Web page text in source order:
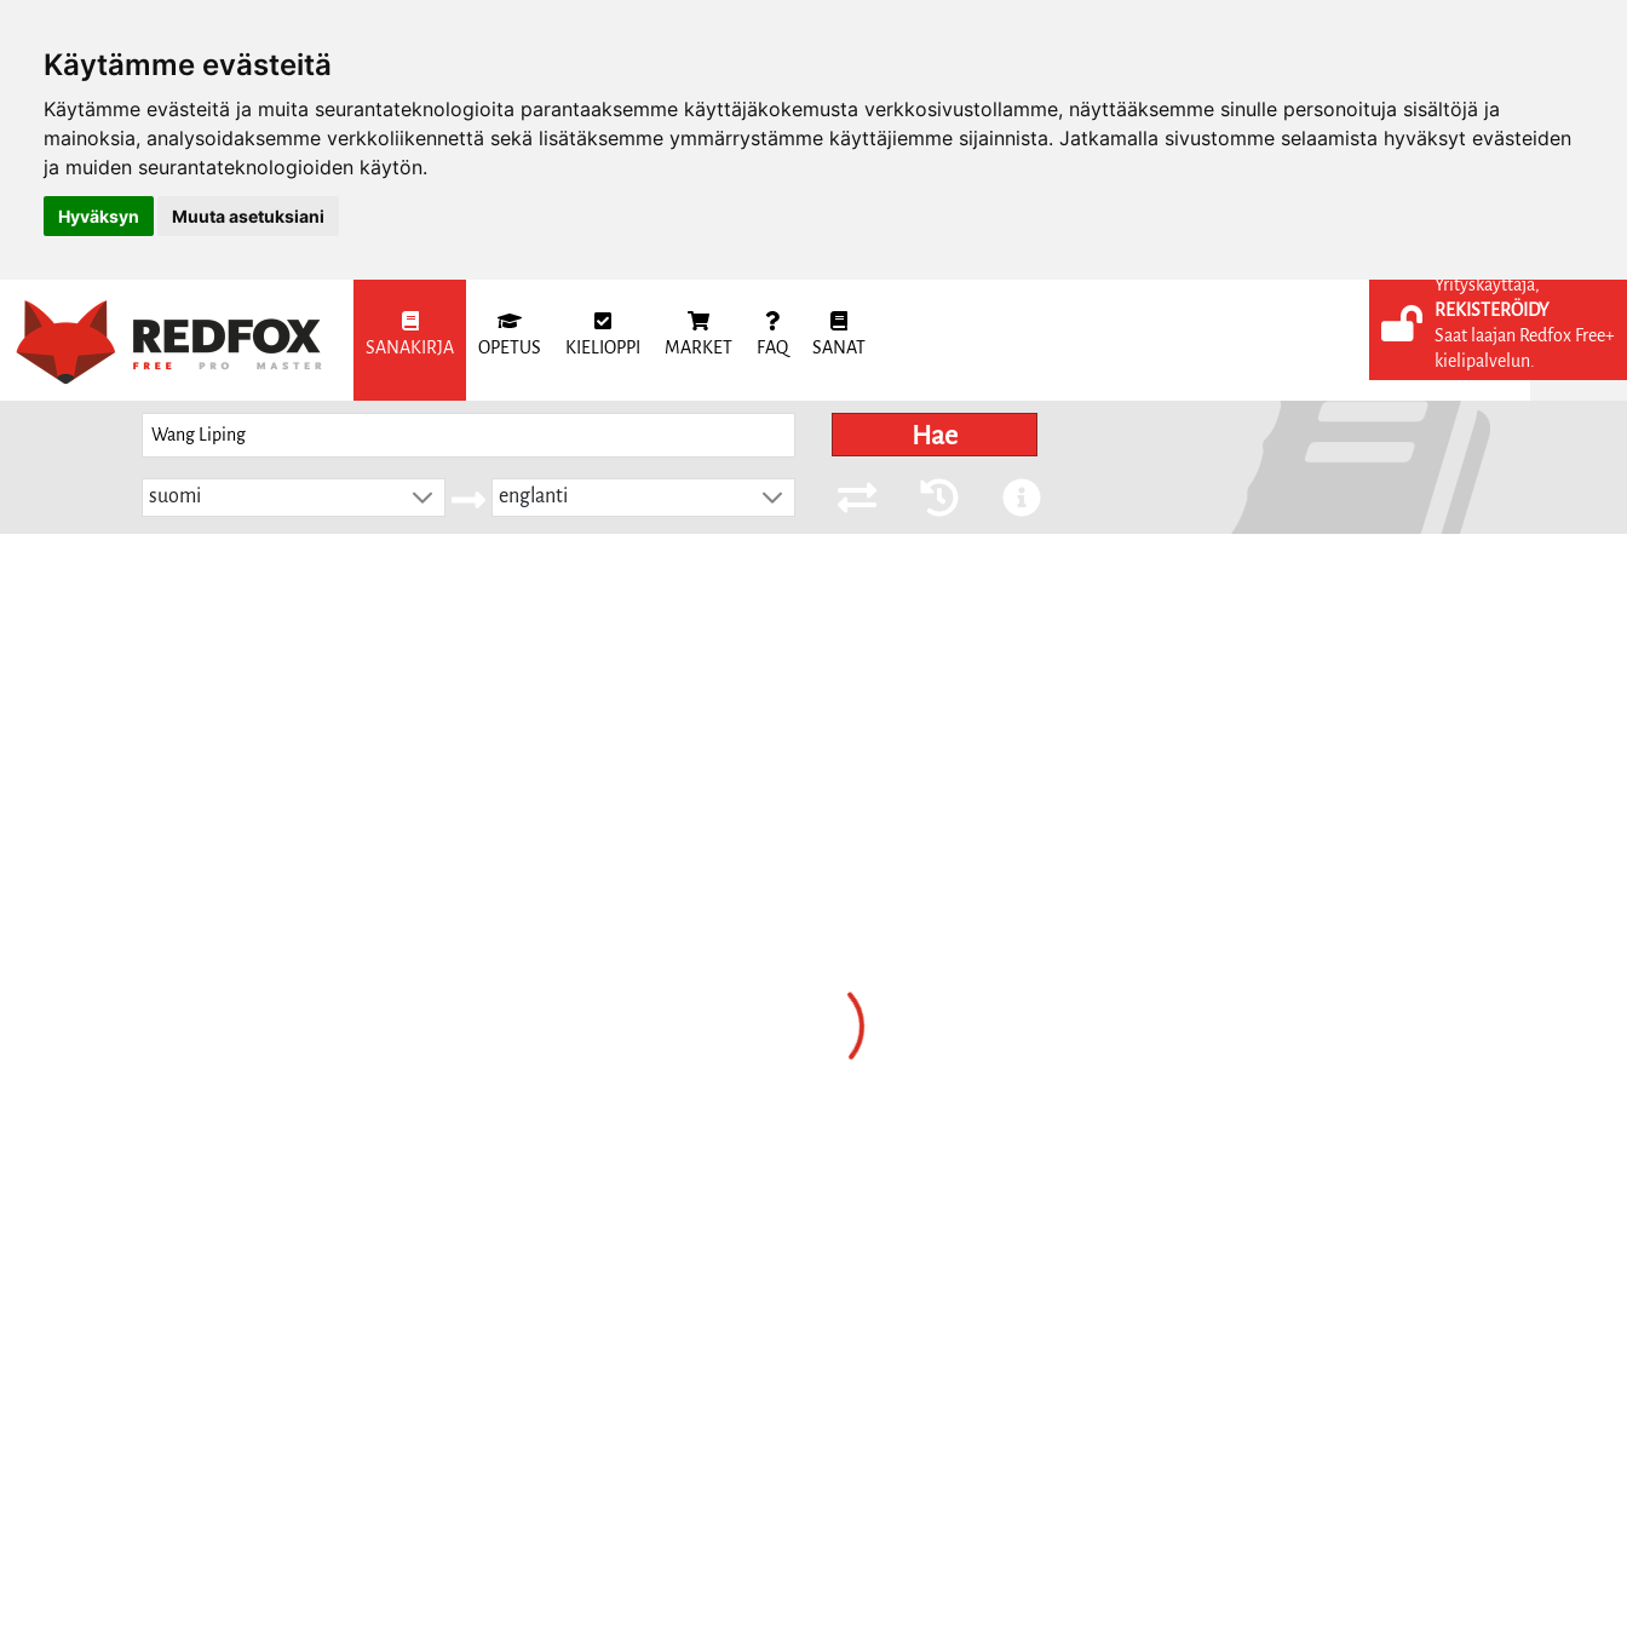
Käytämme evästeitä
Käytämme evästeitä ja muita seurantateknologioita parantaaksemme käyttäjäkokemusta verkkosivustollamme, näyttääksemme sinulle personoituja sisältöjä ja
mainoksia, analysoidaksemme verkkoliikennettä sekä lisätäksemme ymmärrystämme käyttäjiemme sijainnista. Jatkamalla sivustomme selaamista hyväksyt evästeiden
ja muiden seurantateknologioiden käytön.
Hyväksyn Muuta asetuksiani
SANAKIRJA OPETUS KIELIOPPI MARKET FAQ SANAT
KIRJAUDU SISÄÄN
REKISTERÖIDY
Hae
suomi englanti
Yrityskäyttäjä,
REKISTERÖIDY
Saat laajan Redfox Free+
kielipalvelun.